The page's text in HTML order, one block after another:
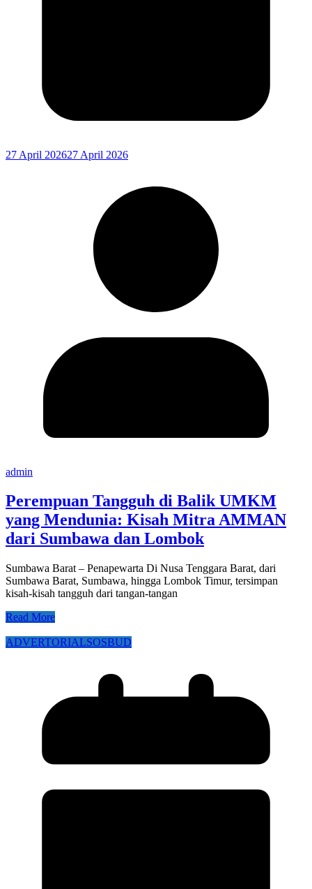
27 April 202627 April 2026
admin
Perempuan Tangguh di Balik UMKM
yang Mendunia: Kisah Mitra AMMAN
dari Sumbawa dan Lombok
Sumbawa Barat – Penapewarta Di Nusa Tenggara Barat, dari
Sumbawa Barat, Sumbawa, hingga Lombok Timur, tersimpan
kisah-kisah tangguh dari tangan-tangan
Read More
ADVERTORIALSOSBUD